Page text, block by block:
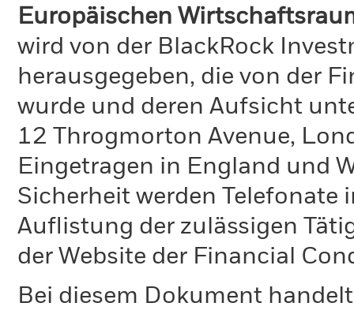
Europäischen
wird von der BlackRock
herausgegeben, die von der
wurde und deren Aufsicht
12 Throgmorton Avenue,
Eingetragen in England und
Sicherheit werden Telefonate
Auflistung der zulässigen
der Website der Financial
Bei diesem Dokument